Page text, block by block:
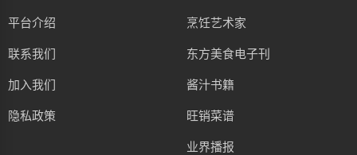
平台介绍
联系我们
加入我们
隐私政策
烹饪艺术家
东方美食电子刊
酱汁书籍
旺销菜谱
业界播报